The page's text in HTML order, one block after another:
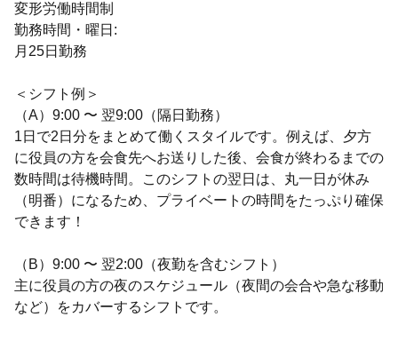
変形労働時間制
勤務時間・曜日:
月25日勤務
＜シフト例＞
（A）9:00 〜 翌9:00（隔日勤務）
1日で2日分をまとめて働くスタイルです。例えば、夕方
に役員の方を会食先へお送りした後、会食が終わるまでの
数時間は待機時間。このシフトの翌日は、丸一日が休み
（明番）になるため、プライベートの時間をたっぷり確保
できます！
（B）9:00 〜 翌2:00（夜勤を含むシフト）
主に役員の方の夜のスケジュール（夜間の会合や急な移動
など）をカバーするシフトです。